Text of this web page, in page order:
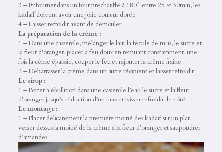
3 – Enfourner dans un four préchauffé à 180° entre 25 et 30min, les
kadaif doivent avoir une jolie couleur dorée
4 – Laisser refroidir avant de démouler
La préparation de la crème :
1 – Dans une casserole, mélanger le lait, la fécule de mais, le sucre et
la fleur d’oranger, placer à feu doux en remuant constamment, une
fois la cème épaissie, couper le feu et rajouter la crème fraihe
2 – Débarrasser la crème dans un autre récipient et laisser refroidir
Le sirop :
1 – Porter à ébullition dans une casserole l’eau le sucre et la fleur
d’oranger jusqu’a réduction d’un tiers et laisser refroidir de côté.
Le montage :
1 – Placer délicatement la première moitié des kadaif sur un plat,
verser dessus la moitié de la crème à la fleur d’oranger et saupoudrer
d’amandes